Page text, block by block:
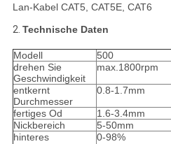
Lan-Kabel CAT5, CAT5E, CAT6
2. Technische Daten
Modell 500
drehen Sie
Geschwindigkeit
max.1800rpm
entkernt
Durchmesser
0.8-1.7mm
fertiges Od 1.6-3.4mm
Nickbereich
5-50mm
hinteres
0-98%